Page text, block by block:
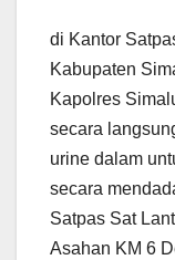
di Kantor
Kabupaten
Kapolres
secara
urine dalam
secara
Satpas Sat
Asahan KM 6